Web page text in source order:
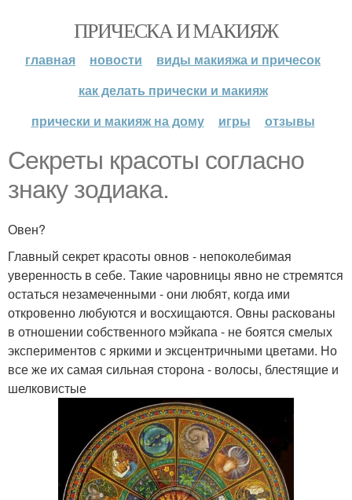
ПРИЧЕСКА И МАКИЯЖ
главная новости
виды макияжа и причесок
как делать прически и макияж
прически и макияж на дому
игры отзывы
Секреты красоты согласно
знаку зодиака.
Овен?
Главный секрет красоты овнов - непоколебимая
уверенность в себе. Такие чаровницы явно не стремятся
остаться незамеченными - они любят, когда ими
откровенно любуются и восхищаются. Овны раскованы
в отношении собственного мэйкапа - не боятся смелых
экспериментов с яркими и эксцентричными цветами. Но
все же их самая сильная сторона - волосы, блестящие и
шелковистые